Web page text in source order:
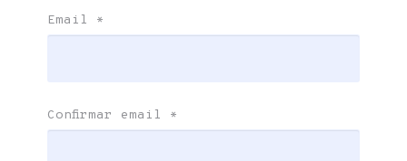
Email *
Confirmar email *